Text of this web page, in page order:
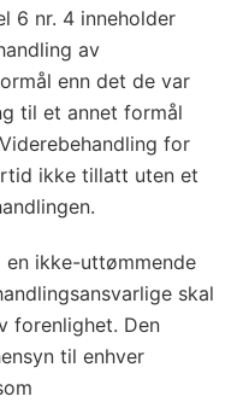
6 nr. 4 inneholder
av
enn det de var
til et annet formål
for
ikke tillatt uten et
ikke-uttømmende
skal
forenlighet. Den
til enhver